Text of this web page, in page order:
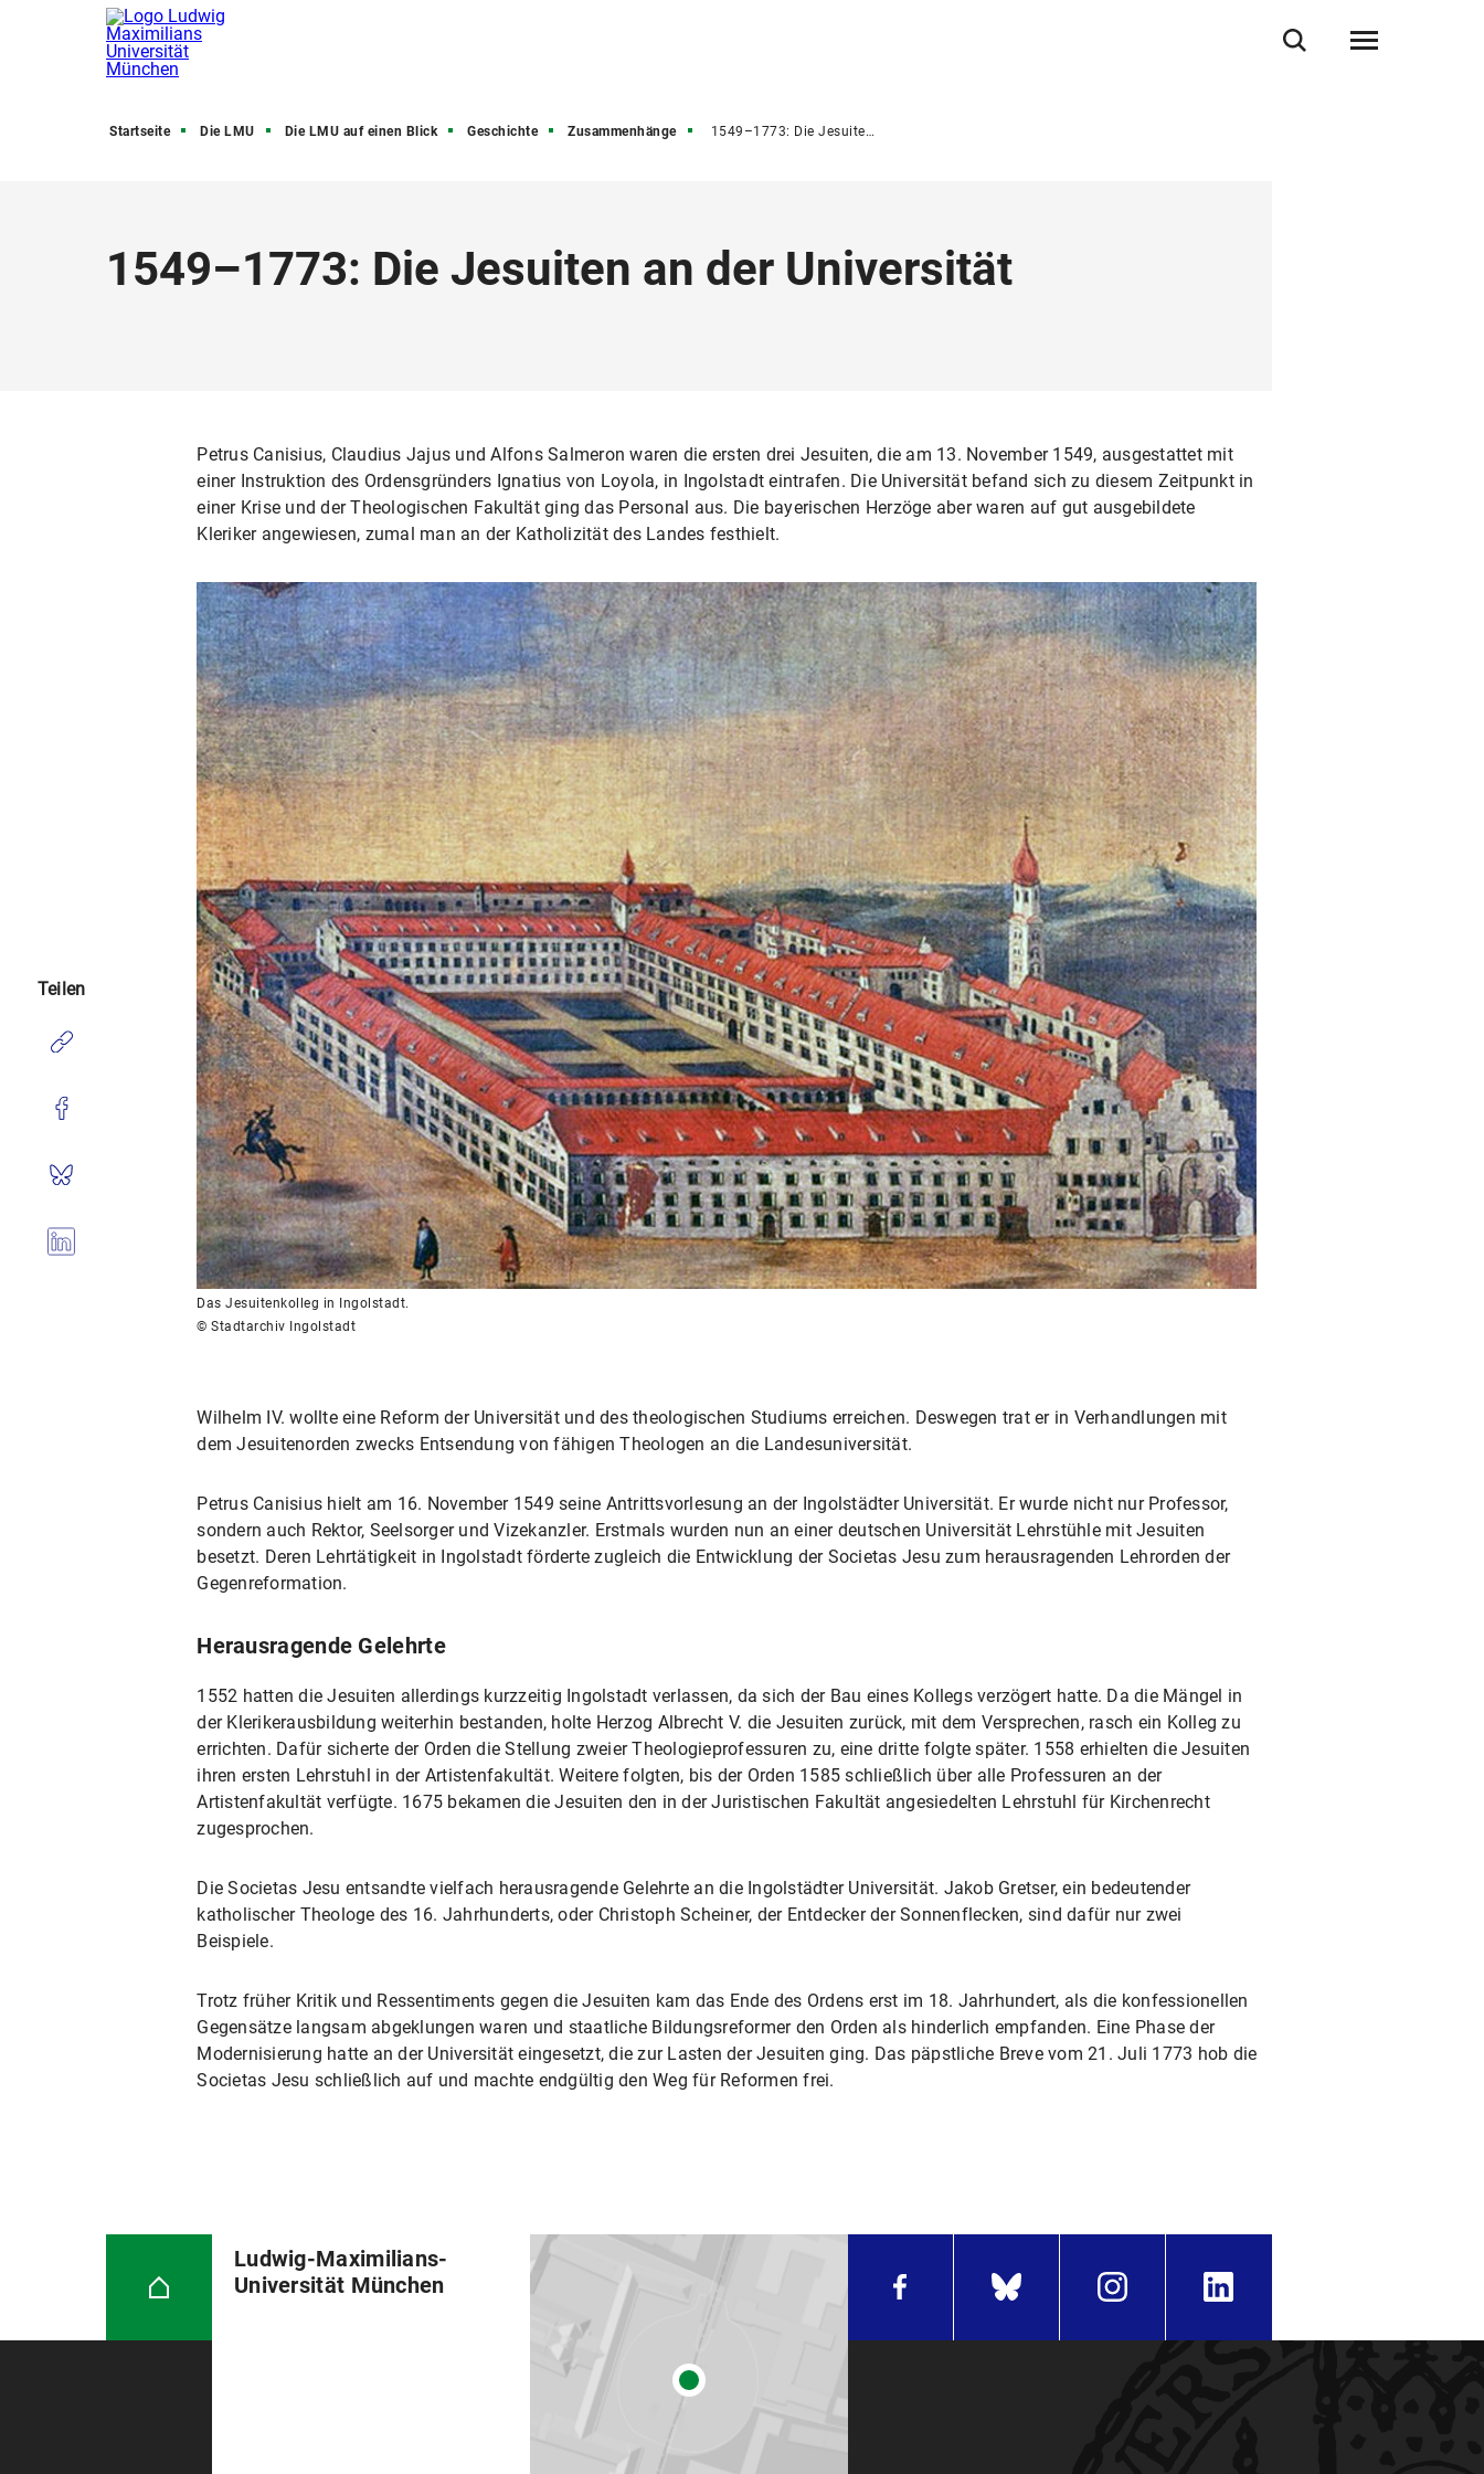
Startseite Die LMU Die LMU auf einen Blick Geschichte Zusammenhänge 1549–1773: Die Jesuiten an der Universität
1549–1773: Die Jesuiten an der Universität
Petrus Canisius, Claudius Jajus und Alfons Salmeron waren die ersten drei Jesuiten, die am 13. November 1549, ausgestattet mit
einer Instruktion des Ordensgründers Ignatius von Loyola, in Ingolstadt eintrafen. Die Universität befand sich zu diesem Zeitpunkt in
einer Krise und der Theologischen Fakultät ging das Personal aus. Die bayerischen Herzöge aber waren auf gut ausgebildete
Kleriker angewiesen, zumal man an der Katholizität des Landes festhielt.
Das Jesuitenkolleg in Ingolstadt.
© Stadtarchiv Ingolstadt
Wilhelm IV. wollte eine Reform der Universität und des theologischen Studiums erreichen. Deswegen trat er in Verhandlungen mit
dem Jesuitenorden zwecks Entsendung von fähigen Theologen an die Landesuniversität.
Petrus Canisius hielt am 16. November 1549 seine Antrittsvorlesung an der Ingolstädter Universität. Er wurde nicht nur Professor,
sondern auch Rektor, Seelsorger und Vizekanzler. Erstmals wurden nun an einer deutschen Universität Lehrstühle mit Jesuiten
besetzt. Deren Lehrtätigkeit in Ingolstadt förderte zugleich die Entwicklung der Societas Jesu zum herausragenden Lehrorden der
Gegenreformation.
Herausragende Gelehrte
1552 hatten die Jesuiten allerdings kurzzeitig Ingolstadt verlassen, da sich der Bau eines Kollegs verzögert hatte. Da die Mängel in
der Klerikerausbildung weiterhin bestanden, holte Herzog Albrecht V. die Jesuiten zurück, mit dem Versprechen, rasch ein Kolleg zu
errichten. Dafür sicherte der Orden die Stellung zweier Theologieprofessuren zu, eine dritte folgte später. 1558 erhielten die Jesuiten
ihren ersten Lehrstuhl in der Artistenfakultät. Weitere folgten, bis der Orden 1585 schließlich über alle Professuren an der
Artistenfakultät verfügte. 1675 bekamen die Jesuiten den in der Juristischen Fakultät angesiedelten Lehrstuhl für Kirchenrecht
zugesprochen.
Die Societas Jesu entsandte vielfach herausragende Gelehrte an die Ingolstädter Universität. Jakob Gretser, ein bedeutender
katholischer Theologe des 16. Jahrhunderts, oder Christoph Scheiner, der Entdecker der Sonnenflecken, sind dafür nur zwei
Beispiele.
Trotz früher Kritik und Ressentiments gegen die Jesuiten kam das Ende des Ordens erst im 18. Jahrhundert, als die konfessionellen
Gegensätze langsam abgeklungen waren und staatliche Bildungsreformer den Orden als hinderlich empfanden. Eine Phase der
Modernisierung hatte an der Universität eingesetzt, die zur Lasten der Jesuiten ging. Das päpstliche Breve vom 21. Juli 1773 hob die
Societas Jesu schließlich auf und machte endgültig den Weg für Reformen frei.
Teilen
Ludwig-Maximilians-
Universität München